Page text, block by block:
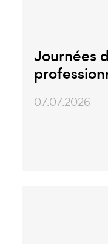
Journées
07.07.2026